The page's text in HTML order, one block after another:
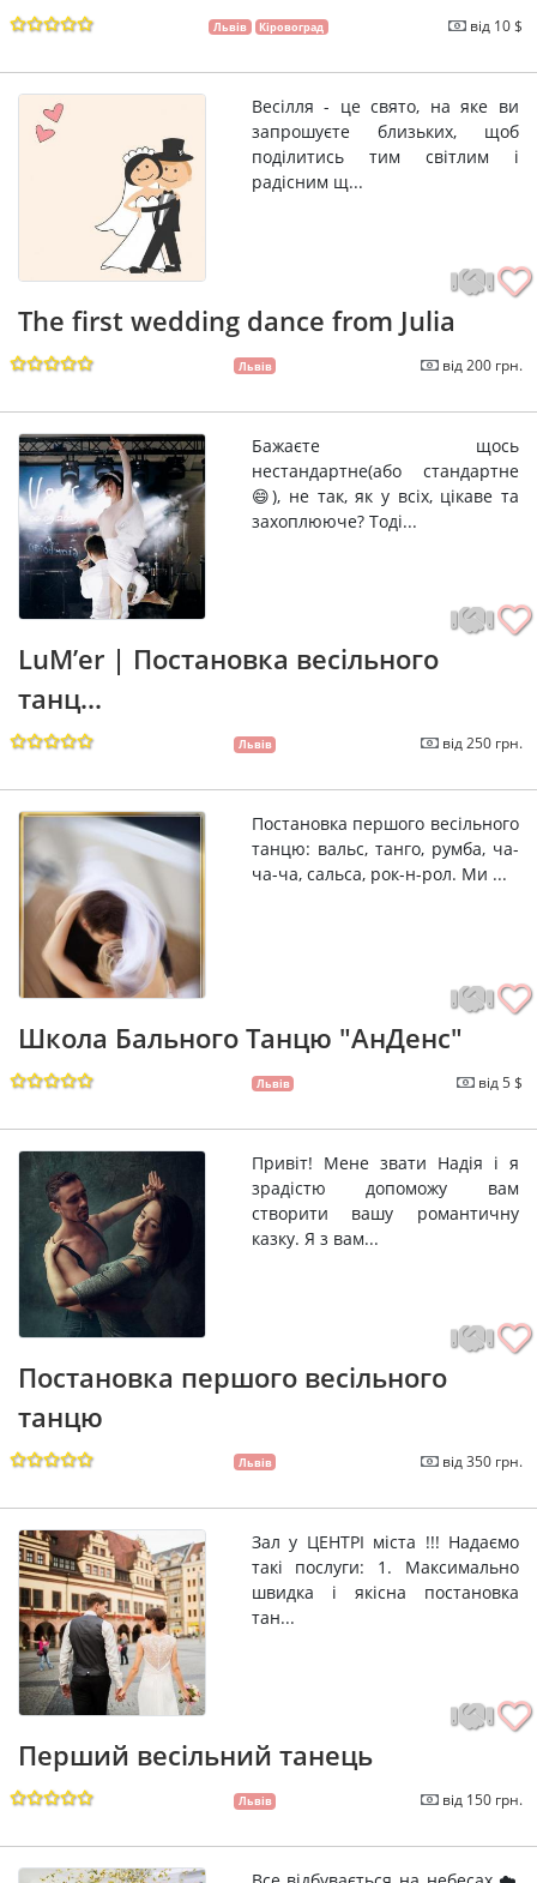
Львів Кіровоград від 10 $
Весілля - це свято, на яке ви
запрошуєте близьких, щоб
поділитись тим світлим і
радісним щ...
The first wedding dance from Julia
Львів від 200 грн.
Бажаєте щось
нестандартне(або стандартне
😄), не так, як у всіх, цікаве та
захоплююче? Тоді...
LuM’er | Постановка весільного
танц...
Львів від 250 грн.
Постановка першого весільного
танцю: вальс, танго, румба, ча-
ча-ча, сальса, рок-н-рол. Ми ...
Школа Бального Танцю "АнДенс"
Львів від 5 $
Привіт! Мене звати Надія і я
зрадістю допоможу вам
створити вашу романтичну
казку. Я з вам...
Постановка першого весільного
танцю
Львів від 350 грн.
Зал у ЦЕНТРІ міста !!! Надаємо
такі послуги: 1. Максимально
швидка і якісна постановка
тан...
Перший весільний танець
Львів від 150 грн.